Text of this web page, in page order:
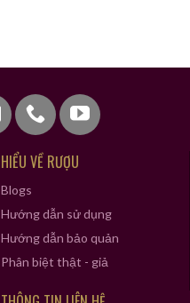
HIỂU VỀ RƯỢU
Blogs
Hướng dẫn sử dụng
Hướng dẫn bảo quản
Phân biệt thật - giả